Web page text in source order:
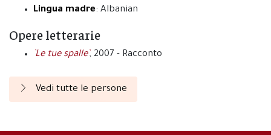
Lingua madre: Albanian
Opere letterarie
`Le tue spalle`, 2007 - Racconto
Vedi tutte le persone